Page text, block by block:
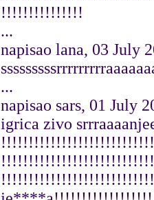
!!!!!!!!!!!!!!!
...
napisao lana, 03 July
...
napisao sars, 01 July
igrica zivo